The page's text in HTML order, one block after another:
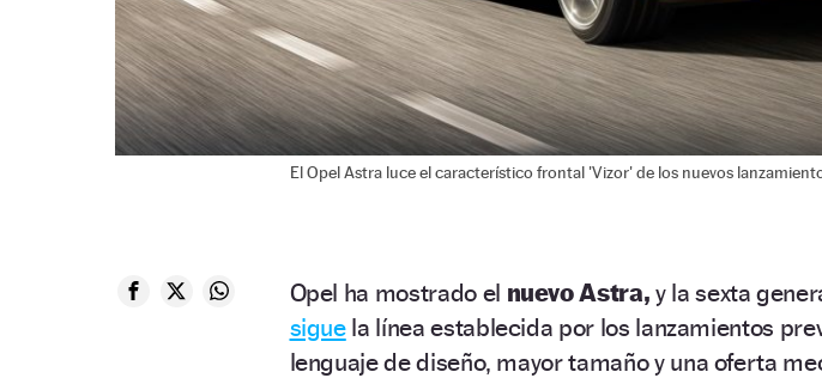
El Opel Astra luce el característico frontal 'Vizor' de los nuevos
Opel ha mostrado el nuevo Astra, y la sexta
siguela línea establecida por los lanzamientos
lenguaje de diseño, mayor tamaño y una oferta